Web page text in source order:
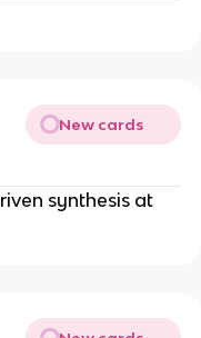
New cards
synthesis at